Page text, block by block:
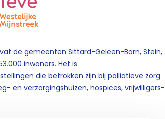
de gemeenten Sittard-Geleen-Born, Stein,
inwoners. Het is
die betrokken zijn bij palliatieve zorg
en verzorgingshuizen, hospices, vrijwilligers-